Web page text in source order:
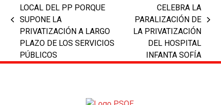
previous
post:
LOCAL DEL PP PORQUE
SUPONE LA
PRIVATIZACIÓN A LARGO
PLAZO DE LOS SERVICIOS
PÚBLICOS
next
post:
CELEBRA LA
PARALIZACIÓN DE
LA PRIVATIZACIÓN
DEL HOSPITAL
INFANTA SOFÍA